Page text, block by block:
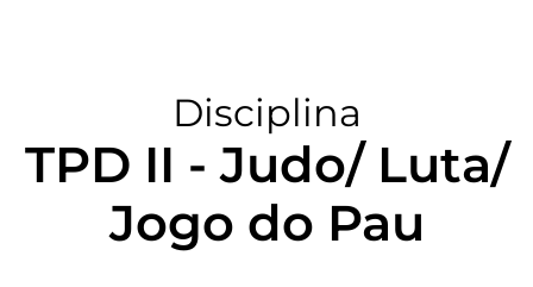
Disciplina
TPD II - Judo/ Luta/
Jogo do Pau